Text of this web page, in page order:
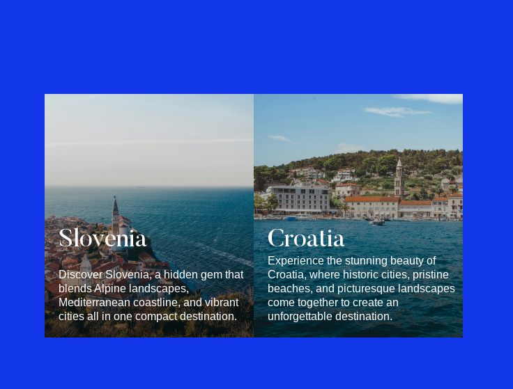
Slovenia
Discover Slovenia, a hidden gem that
blends Alpine landscapes,
Mediterranean coastline, and vibrant
cities all in one compact destination.
Croatia
Experience the stunning beauty of
Croatia, where historic cities, pristine
beaches, and picturesque landscapes
come together to create an
unforgettable destination.